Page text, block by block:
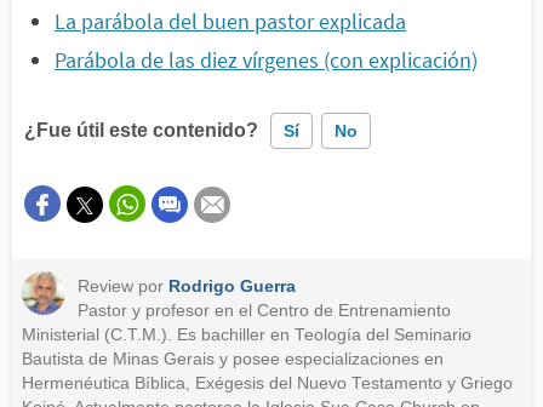
La parábola del buen pastor explicada
Parábola de las diez vírgenes (con explicación)
¿Fue útil este contenido? Sí No
Este contenido contiene información incorrecta
Otro
Review por Rodrigo Guerra
Pastor y profesor en el Centro de Entrenamiento
Ministerial (C.T.M.). Es bachiller en Teología del Seminario
Bautista de Minas Gerais y posee especializaciones en
Hermenéutica Bíblica, Exégesis del Nuevo Testamento y Griego